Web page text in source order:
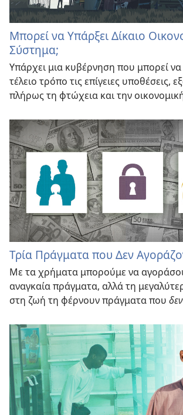
Μπορεί να Υπάρξει Δίκαιο
Σύστημα;
Υπάρχει μια κυβέρνηση που μπορεί να
τέλειο τρόπο τις επίγειες υποθέσεις,
πλήρως τη φτώχεια και την
Τρία Πράγματα που Δεν
Με τα χρήματα μπορούμε να
αναγκαία πράγματα, αλλά τη
στη ζωή τη φέρνουν πράγματα που δεν